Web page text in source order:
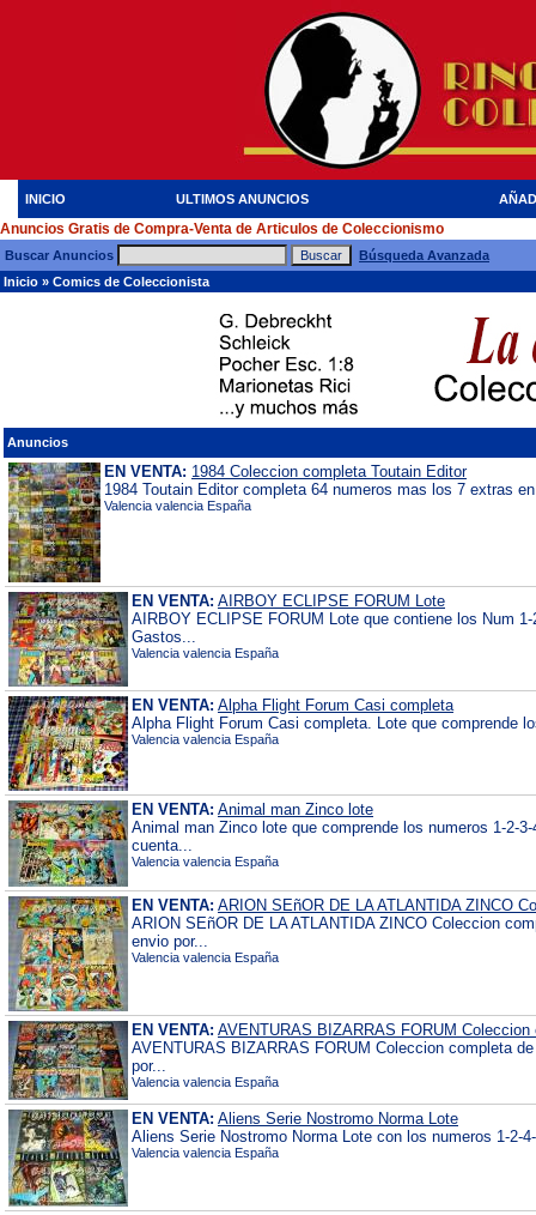
INICIO ULTIMOS ANUNCIOS
Anuncios Gratis de Compra-Venta de Articulos de Coleccionismo
Buscar Anuncios
Búsqueda Avanzada
Inicio » Comics de Coleccionista
Anuncios
EN VENTA: 1984 Coleccion completa Toutain Editor
1984 Toutain Editor completa 64 numeros mas los 7 extras
Valencia valencia España
EN VENTA: AIRBOY ECLIPSE FORUM Lote
AIRBOY ECLIPSE FORUM Lote que contiene los Num
Gastos...
Valencia valencia España
EN VENTA: Alpha Flight Forum Casi completa
Alpha Flight Forum Casi completa. Lote que comprende
Valencia valencia España
EN VENTA: Animal man Zinco lote
Animal man Zinco lote que comprende los numeros 1-2-
cuenta...
Valencia valencia España
EN VENTA: ARION SEñOR DE LA ATLANTIDA ZINCO
ARION SEñOR DE LA ATLANTIDA ZINCO Coleccion
envio por...
Valencia valencia España
EN VENTA: AVENTURAS BIZARRAS FORUM Coleccion
AVENTURAS BIZARRAS FORUM Coleccion completa
por...
Valencia valencia España
EN VENTA: Aliens Serie Nostromo Norma Lote
Aliens Serie Nostromo Norma Lote con los numeros 1-2-
Valencia valencia España